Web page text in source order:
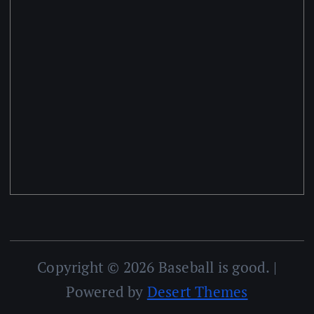
Copyright © 2026 Baseball is good. |
Powered by Desert Themes